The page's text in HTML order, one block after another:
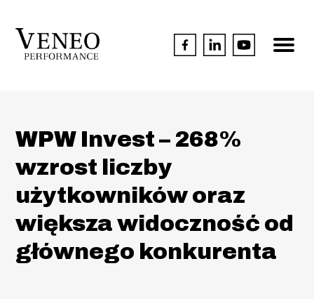
WPW Invest – 268%
wzrost liczby
użytkowników oraz
większa widoczność od
głównego konkurenta